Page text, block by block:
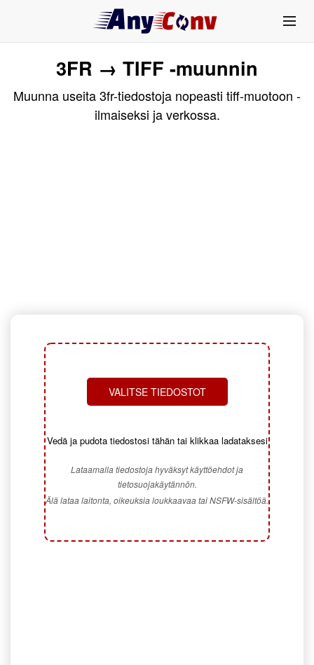
3FR → TIFF -muunnin
Muunna useita 3fr-tiedostoja nopeasti tiff-muotoon -
ilmaiseksi ja verkossa.
VALITSE TIEDOSTOT
Vedä ja pudota tiedostosi tähän tai klikkaa ladataksesi
Lataamalla tiedostoja hyväksyt käyttöehdot ja
tietosuojakäytännön.
Älä lataa laitonta, oikeuksia loukkaavaa tai NSFW-sisältöä.